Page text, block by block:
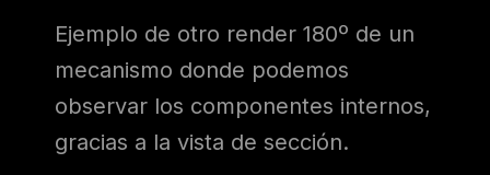
Ejemplo de otro render 180º de un
mecanismo donde podemos
observar los componentes internos,
gracias a la vista de sección.